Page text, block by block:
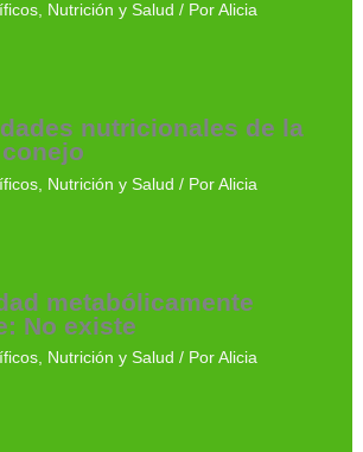
, Nutrición y Salud / Por Alicia
nutricionales de la
, Nutrición y Salud / Por Alicia
metabólicamente
No existe
, Nutrición y Salud / Por Alicia